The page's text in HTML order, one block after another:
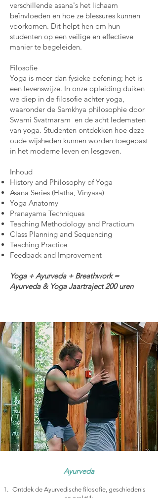
verschillende asana's het lichaam
beïnvloeden en hoe ze blessures kunnen
voorkomen. Dit helpt hen om hun
studenten op een veilige en effectieve
manier te begeleiden.
Filosofie
Yoga is meer dan fysieke oefening; het is
een levenswijze. In onze opleiding duiken
we diep in de filosofie achter yoga,
waaronder de Samkhya philosophie door
Swami Svatmaram en de acht ledematen
van yoga. Studenten ontdekken hoe deze
oude wijsheden kunnen worden toegepast
in het moderne leven en lesgeven.
Inhoud
History and Philosophy of Yoga
Asana Series (Hatha, Vinyasa)
Yoga Anatomy
Pranayama Techniques
Teaching Methodology and Practicum
Class Planning and Sequencing
Teaching Practice
Feedback and Improvement
Yoga + Ayurveda + Breathwork =
Ayurveda & Yoga Jaartraject 200 uren
Ayurveda
Ontdek de Ayurvedische filosofie, geschiedenis